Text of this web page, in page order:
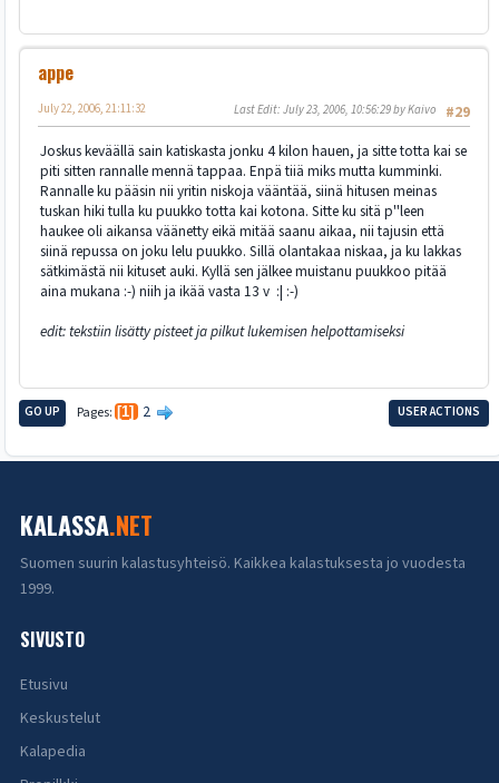
appe
#29
July 22, 2006, 21:11:32 Last Edit: July 23, 2006, 10:56:29 by Kaivo
Joskus keväällä sain katiskasta jonku 4 kilon hauen, ja sitte totta kai se
piti sitten rannalle mennä tappaa. Enpä tiiä miks mutta kumminki.
Rannalle ku pääsin nii yritin niskoja vääntää, siinä hitusen meinas
tuskan hiki tulla ku puukko totta kai kotona. Sitte ku sitä p''leen
haukee oli aikansa väänetty eikä mitää saanu aikaa, nii tajusin että
siinä repussa on joku lelu puukko. Sillä olantakaa niskaa, ja ku lakkas
sätkimästä nii kituset auki. Kyllä sen jälkee muistanu puukkoo pitää
aina mukana :-) niih ja ikää vasta 13 v :| :-)
edit: tekstiin lisätty pisteet ja pilkut lukemisen helpottamiseksi
GO UP Pages 1 2 USER ACTIONS
KALASSA.NET
Suomen suurin kalastusyhteisö. Kaikkea kalastuksesta jo vuodesta
1999.
SIVUSTO
Etusivu
Keskustelut
Kalapedia